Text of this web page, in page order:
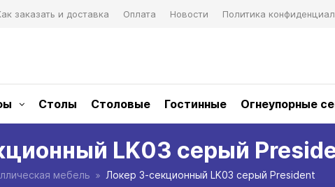
заказать и доставка Оплата Новости Политика
Столы Столовые Гостинные Огнеупорные
LK03 серый
мебель Локер 3-секционный LK03 серый President